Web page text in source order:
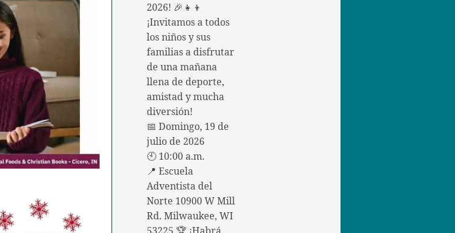
2026! 🎉👧👦
¡Invitamos a todos
los niños y sus
familias a disfrutar
de una mañana
llena de deporte,
amistad y mucha
diversión!
📅 Domingo, 19 de
julio de 2026
🕙 10:00 a.m.
📍 Escuela
Adventista del
Norte 10900 W Mill
Rd. Milwaukee, WI